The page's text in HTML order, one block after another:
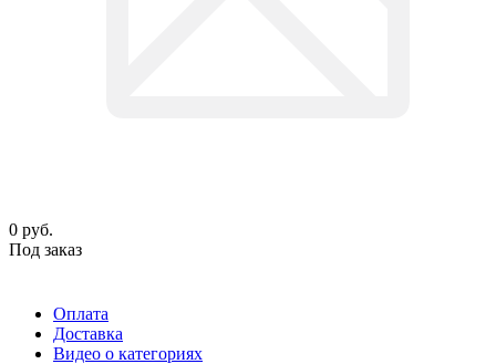
0 руб.
Под заказ
Оплата
Доставка
Видео о категориях